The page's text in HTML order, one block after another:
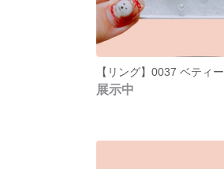
【リング】0037 ベティー
展示中